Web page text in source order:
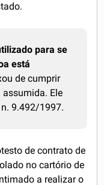
para se
está
de cumprir
Ele
9.492/1997.
de contrato de
no cartório de
a realizar o